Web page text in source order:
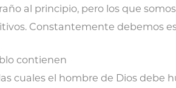
al principio, pero los que
Constantemente debemos
contienen
cuales el hombre de Dios debe